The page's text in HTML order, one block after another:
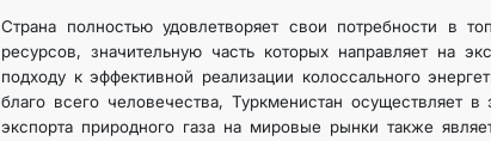
Страна полностью удовлетворяет свои потребности в
ресурсов, значительную часть которых направляет на
подходу к эффективной реализации колоссального
благо всего человечества, Туркменистан осуществляет
экспорта природного газа на мировые рынки также